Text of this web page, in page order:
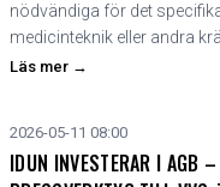
nödvändiga för det
medicinteknik eller andra
Läs mer →
2026-05-11 08:00
IDUN INVESTERAR I AGB